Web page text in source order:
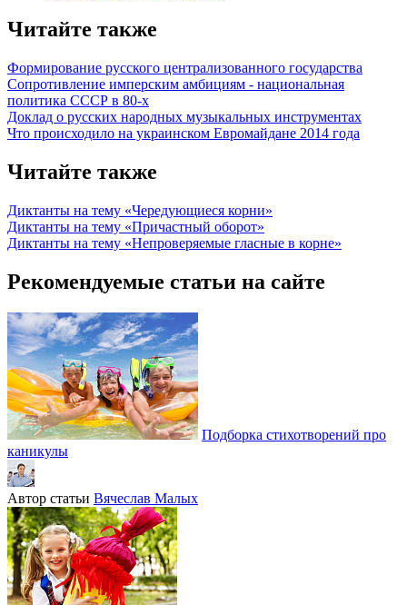
Читайте также
Формирование русского централизованного государства
Сопротивление имперским амбициям - национальная
политика СССР в 80-х
Доклад о русских народных музыкальных инструментах
Что происходило на украинском Евромайдане 2014 года
Читайте также
Диктанты на тему «Чередующиеся корни»
Диктанты на тему «Причастный оборот»
Диктанты на тему «Непроверяемые гласные в корне»
Рекомендуемые статьи на сайте
Подборка стихотворений про
каникулы
Автор статьи Вячеслав Малых